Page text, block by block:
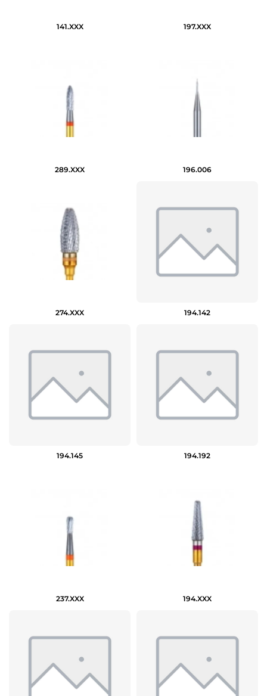
141.XXX 197.XXX
289.XXX 196.006
274.XXX 194.142
194.145 194.192
237.XXX 194.XXX